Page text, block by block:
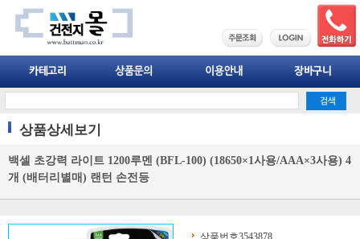
상품상세보기
백셀 초강력 라이트 1200루멘 (BFL-100) (18650×1사용/AAA×3사용) 4
개 (배터리별매) 랜턴 손전등
상품번호3543878